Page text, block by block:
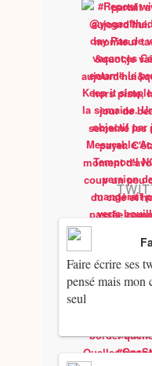
Faire écrire ses
pensé mais mon
seul